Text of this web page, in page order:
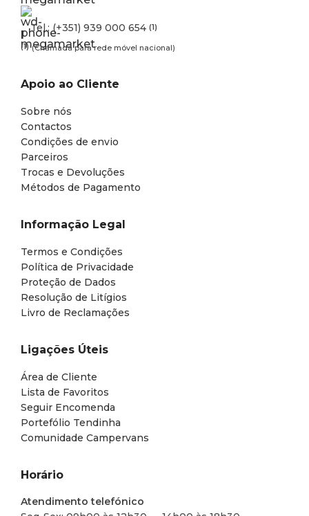
Tel.: (+351) 939 000 654 (1)
(1) (Chamada para rede móvel nacional)
Apoio ao Cliente
Sobre nós
Contactos
Condições de envio
Parceiros
Trocas e Devoluções
Métodos de Pagamento
Informação Legal
Termos e Condições
Política de Privacidade
Proteção de Dados
Resolução de Litígios
Livro de Reclamações
Ligações Úteis
Área de Cliente
Lista de Favoritos
Seguir Encomenda
Portefólio Tendinha
Comunidade Campervans
Horário
Atendimento telefónico